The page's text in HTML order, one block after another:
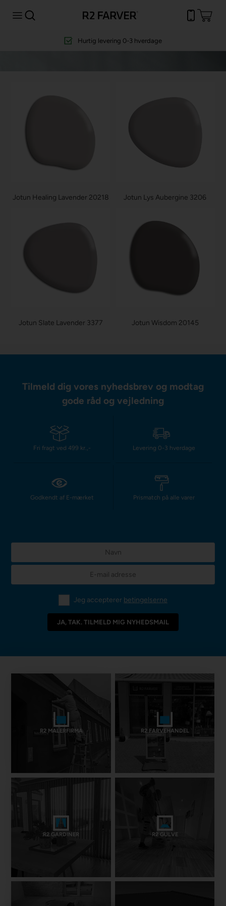
Hurtig levering 0-3 hverdage
Jotun Healing Lavender 20218 Jotun Lys Aubergine 3206
Jotun Slate Lavender 3377 Jotun Wisdom 20145
Tilmeld dig vores nyhedsbrev og modtag
gode råd og vejledning
Fri fragt ved 499 kr.,- Levering 0-3 hverdage
Godkendt af E-mærket Prismatch på alle varer
Jeg accepterer betingelserne
R2 MALERFIRMA R2 FARVEHANDEL
R2 GARDINER R2 GULVE